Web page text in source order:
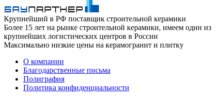
Крупнейший в РФ поставщик строительной керамики
Более 15 лет на рынке строительной керамики, имеем один из
крупнейших логистических центров в России
Максимально низкие цены на керамогранит и плитку
О компании
Благодарственные письма
Полиграфия
Политика конфиденциальности